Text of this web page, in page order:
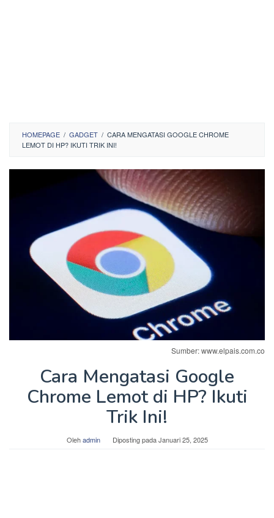
HOMEPAGE / GADGET / CARA MENGATASI GOOGLE CHROME
LEMOT DI HP? IKUTI TRIK INI!
Sumber: www.elpais.com.co
Cara Mengatasi Google
Chrome Lemot di HP? Ikuti
Trik Ini!
Olehadmin Diposting padaJanuari 25, 2025